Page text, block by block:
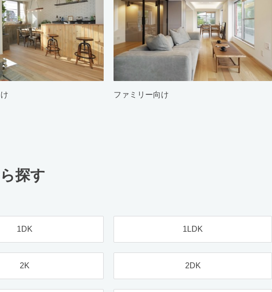
ファミリー向け
探す
1DK 1LDK
2K 2DK